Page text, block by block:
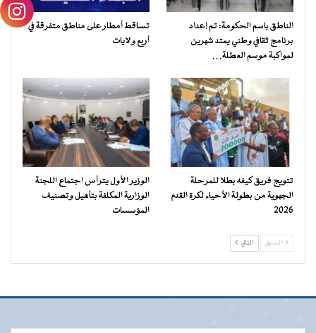
الناطق باسم الحكومة: تم إعداد
برنامج ثقافي وطني يمتد شهرين
لمواكبة موسم العطلة…
تساقط أمطار على مناطق متفرقة في
أربع ولايات
تتويج فريق كيفه بطلا للمرحلة
الجهوية من بطولة الأحياء لكرة القدم
2026
الوزير الأول يترأس اجتماع اللجنة
الوزارية المكلفة بتأهيل وتصنيف
المؤسسات
السابق التالي